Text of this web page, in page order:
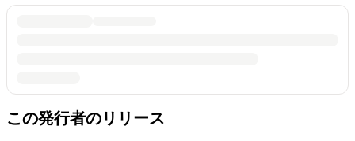
この発行者のリリース